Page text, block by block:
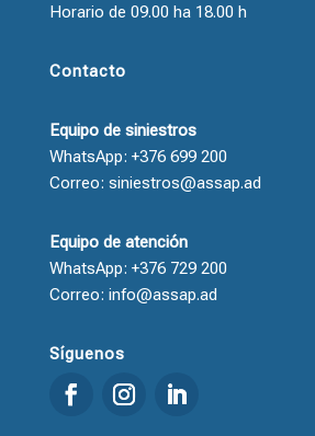
Horario de 09.00 ha 18.00 h
Contacto
Equipo de siniestros
WhatsApp: +376 699 200
Correo: siniestros@assap.ad
Equipo de atención
WhatsApp: +376 729 200
Correo: info@assap.ad
Síguenos